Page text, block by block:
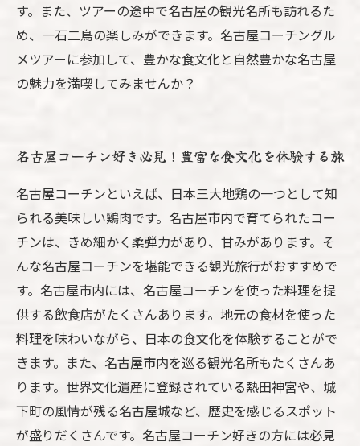
す。また、ツアーの途中で名古屋の観光名所も訪れるた
め、一石二鳥の楽しみができます。名古屋コーチングル
メツアーに参加して、豊かな食文化と自然豊かな名古屋
の魅力を満喫してみませんか？
名古屋コーチン好き必見！豊富な食文化を体験する旅
名古屋コーチンといえば、日本三大地鶏の一つとして知
られる美味しい鶏肉です。名古屋市内で育てられたコー
チンは、きめ細かく柔弾力があり、甘みがあります。そ
んな名古屋コーチンを堪能できる観光旅行がおすすめで
す。名古屋市内には、名古屋コーチンを使った料理を提
供する飲食店がたくさんあります。地元の食材を使った
料理を味わいながら、日本の食文化を体験することがで
きます。また、名古屋市内を巡る観光名所もたくさんあ
ります。世界文化遺産に登録されている熱田神宮や、城
下町の風情が残る名古屋城など、歴史を感じるスポット
が盛りだくさんです。名古屋コーチン好きの方には必見